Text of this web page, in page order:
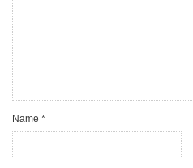
Name *